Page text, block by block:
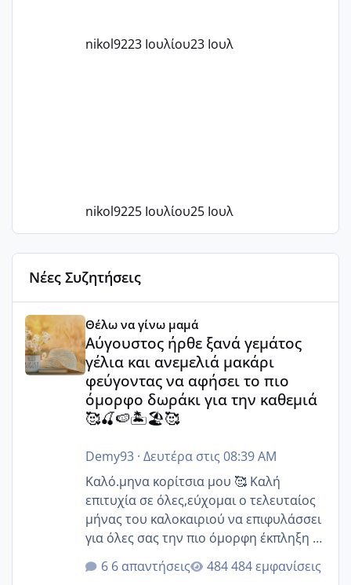
nikol9223 Ιουλίου23 Ιουλ
nikol9225 Ιουλίου25 Ιουλ
Νέες Συζητήσεις
Αύγουστος ήρθε ξανά γεμάτος γέλια και ανεμελιά
Θέλω να γίνω μαμά
Αύγουστος ήρθε ξανά γεμάτος
γέλια και ανεμελιά μακάρι
φεύγοντας να αφήσει το πιο
όμορφο δωράκι για την καθεμιά
🥰🍒🍉🏝️🏖️🥰
Demy93· Δευτέρα στις 08:39 AM
Καλό.μηνα κορίτσια μου 🥰 Καλή
επιτυχία σε όλες,εύχομαι ο τελευταίος
μήνας του καλοκαιριού να επιφυλάσσει
για όλες σας την πιο όμορφη έκπληξη 🧿
@Elk @Melikara86 @Παρασκευαιδου
@Zenia z @melitiniღ @Christi.D.
6 απαντήσεις 484 εμφανίσεις